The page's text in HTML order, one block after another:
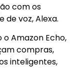
com os
de voz, Alexa.
Amazon Echo,
compras,
inteligentes,